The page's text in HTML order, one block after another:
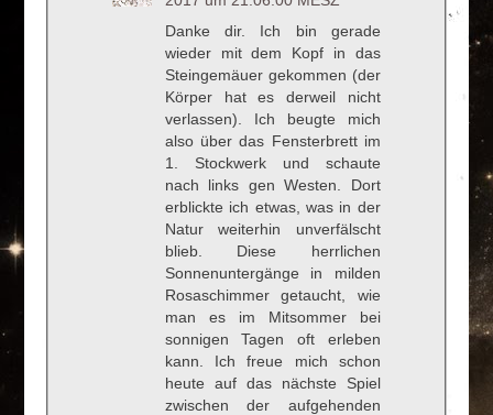
Danke dir. Ich bin gerade
wieder mit dem Kopf in das
Steingemäuer gekommen (der
Körper hat es derweil nicht
verlassen). Ich beugte mich
also über das Fensterbrett im
1. Stockwerk und schaute
nach links gen Westen. Dort
erblickte ich etwas, was in der
Natur weiterhin unverfälscht
blieb. Diese herrlichen
Sonnenuntergänge in milden
Rosaschimmer getaucht, wie
man es im Mitsommer bei
sonnigen Tagen oft erleben
kann. Ich freue mich schon
heute auf das nächste Spiel
zwischen der aufgehenden